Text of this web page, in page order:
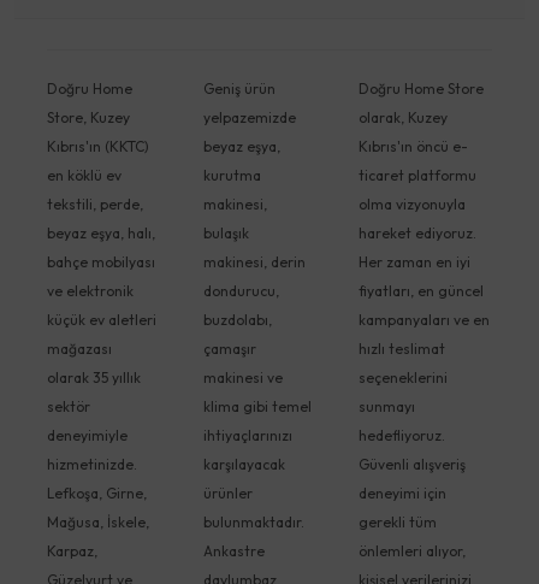
Doğru Home
Store, Kuzey
Kıbrıs'ın (KKTC)
en köklü ev
tekstili, perde,
beyaz eşya, halı,
bahçe mobilyası
ve elektronik
küçük ev aletleri
mağazası
olarak 35 yıllık
sektör
deneyimiyle
hizmetinizde.
Lefkoşa, Girne,
Mağusa, İskele,
Karpaz,
Güzelyurt ve
Geniş ürün
yelpazemizde
beyaz eşya,
kurutma
makinesi,
bulaşık
makinesi, derin
dondurucu,
buzdolabı,
çamaşır
makinesi ve
klima gibi temel
ihtiyaçlarınızı
karşılayacak
ürünler
bulunmaktadır.
Ankastre
davlumbaz,
Doğru Home Store
olarak, Kuzey
Kıbrıs'ın öncü e-
ticaret platformu
olma vizyonuyla
hareket ediyoruz.
Her zaman en iyi
fiyatları, en güncel
kampanyaları ve en
hızlı teslimat
seçeneklerini
sunmayı
hedefliyoruz.
Güvenli alışveriş
deneyimi için
gerekli tüm
önlemleri alıyor,
kişisel verilerinizi